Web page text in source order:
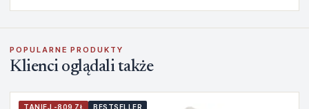
POPULARNE PRODUKTY
Klienci oglądali także
TANIEJ -809 ZŁ BESTSELLER